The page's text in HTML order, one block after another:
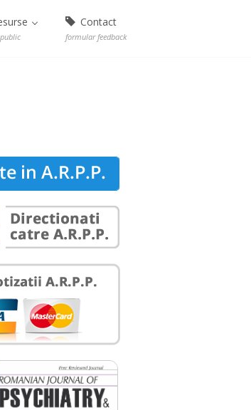
Contact
formular feedback